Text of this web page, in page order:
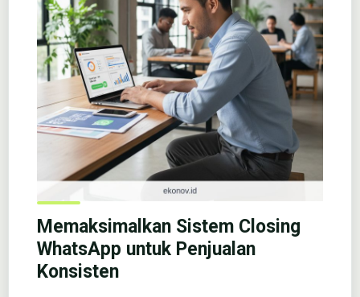
Memaksimalkan Sistem Closing
WhatsApp untuk Penjualan
Konsisten